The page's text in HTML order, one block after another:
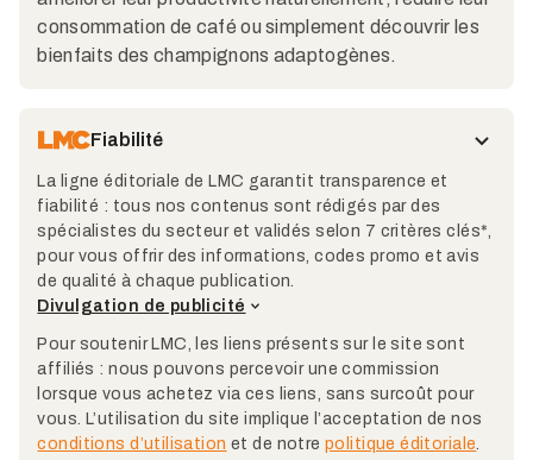
consommation de café ou simplement découvrir les
bienfaits des champignons adaptogènes.
Fiabilité
La ligne éditoriale de LMC garantit transparence et
fiabilité : tous nos contenus sont rédigés par des
spécialistes du secteur et validés selon 7 critères clés*,
pour vous offrir des informations, codes promo et avis
de qualité à chaque publication.
Divulgation de publicité
Pour soutenir LMC, les liens présents sur le site sont
affiliés : nous pouvons percevoir une commission
lorsque vous achetez via ces liens, sans surcoût pour
vous. L’utilisation du site implique l’acceptation de nos
conditions d’utilisation et de notrepolitique éditoriale.